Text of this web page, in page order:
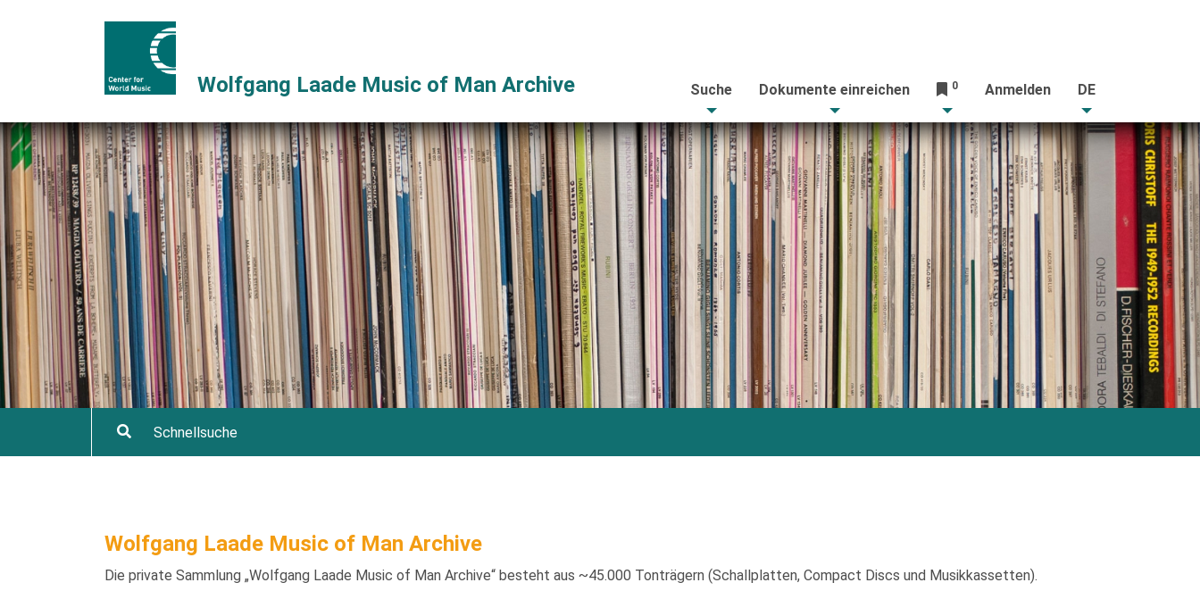
Wolfgang Laade Music of Man Archive Suche Dokumente einreichen 0 Anmelden DE
Wolfgang Laade Music of Man Archive
Die private Sammlung „Wolfgang Laade Music of Man Archive“ besteht aus ~45.000 Tonträgern (Schallplatten, Compact Discs und Musikkassetten).